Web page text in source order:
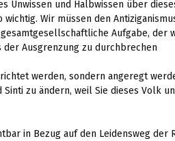
Unwissen und Halbwissen über
Wir müssen den
Aufgabe, der
Ausgrenzung zu durchbrechen
werden, sondern angeregt
zu ändern, weil Sie dieses Volk
in Bezug auf den Leidensweg der